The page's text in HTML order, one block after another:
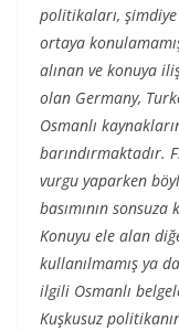
politikaları,
ortaya
alınan ve konuya
olan Germany,
Osmanlı
barındırmaktadır.
vurgu yaparken
basımının
Konuyu ele alan
kullanılmamış ya
ilgili Osmanlı
Kuşkusuz